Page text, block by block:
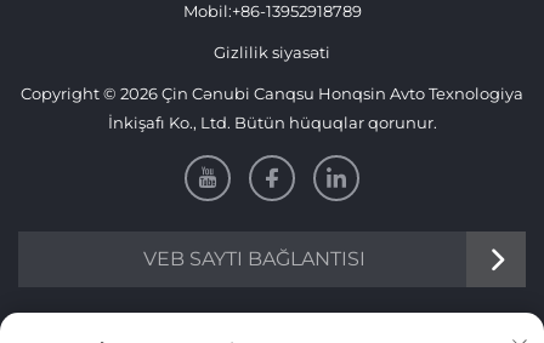
Mobil:+86-13952918789
Gizlilik siyasəti
Copyright © 2026 Çin Cənubi Canqsu Honqsin Avto Texnologiya
İnkişafı Ko., Ltd. Bütün hüquqlar qorunur.
VEB SAYTI BAĞLANTISI